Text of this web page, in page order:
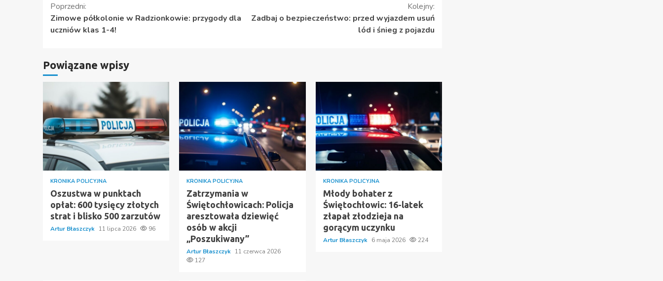
Kontynuuj
czytanie
Poprzedni:
Zimowe półkolonie w Radzionkowie: przygody dla
uczniów klas 1-4!
Kolejny:
Zadbaj o bezpieczeństwo: przed wyjazdem usuń
lód i śnieg z pojazdu
Powiązane wpisy
KRONIKA POLICYJNA
Oszustwa w punktach
opłat: 600 tysięcy złotych
strat i blisko 500 zarzutów
Artur Błaszczyk 11 lipca 2026 96
KRONIKA POLICYJNA
Zatrzymania w
Świętochłowicach: Policja
aresztowała dziewięć
osób w akcji
„Poszukiwany”
Artur Błaszczyk 11 czerwca 2026
127
KRONIKA POLICYJNA
Młody bohater z
Świętochłowic: 16-latek
złapał złodzieja na
gorącym uczynku
Artur Błaszczyk 6 maja 2026 224